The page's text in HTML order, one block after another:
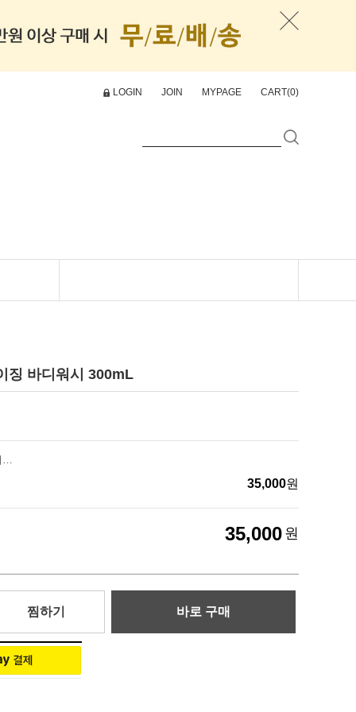
LOGIN JOIN MYPAGE CART(0)
징 바디워시 300mL
힐리너스 모이스처라이징 바디워시 300mL
35,000원
35,000 원
찜하기 바로 구매